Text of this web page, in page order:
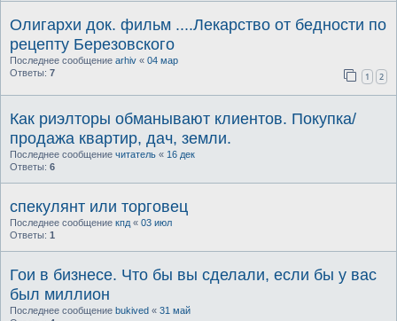
Олигархи док. фильм ....Лекарство от бедности по
рецепту Березовского
Последнее сообщение arhiv « 04 мар
Ответы: 7 1 2
Как риэлторы обманывают клиентов. Покупка/
продажа квартир, дач, земли.
Последнее сообщение читатель « 16 дек
Ответы: 6
спекулянт или торговец
Последнее сообщение кпд « 03 июл
Ответы: 1
Гои в бизнесе. Что бы вы сделали, если бы у вас
был миллион
Последнее сообщение bukived « 31 май